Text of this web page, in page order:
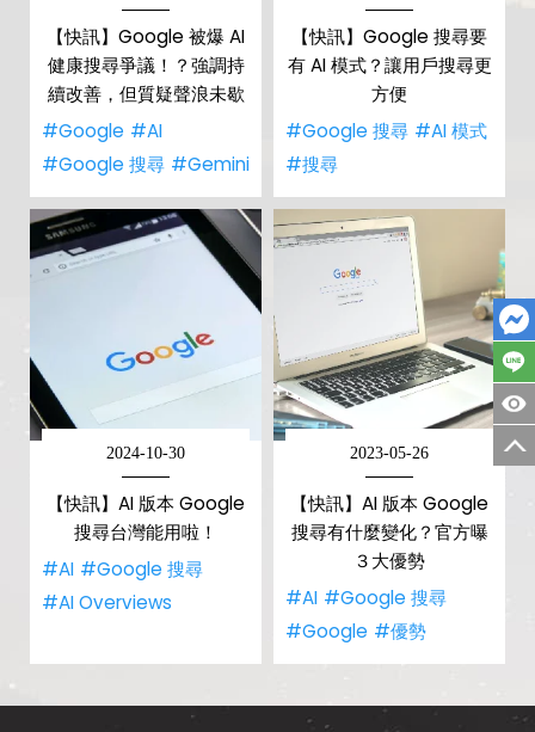
【快訊】Google 被爆 AI
健康搜尋爭議！？強調持
續改善，但質疑聲浪未歇
#Google #AI
#Google 搜尋 #Gemini
【快訊】Google 搜尋要
有 AI 模式？讓用戶搜尋更
方便
#Google 搜尋 #AI 模式
#搜尋
2024-10-30
【快訊】AI 版本 Google
搜尋台灣能用啦！
#AI #Google 搜尋
#AI Overviews
2023-05-26
【快訊】AI 版本 Google
搜尋有什麼變化？官方曝
３大優勢
#AI #Google 搜尋
#Google #優勢